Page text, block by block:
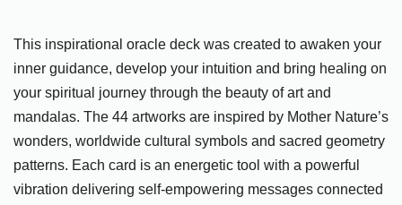
This inspirational oracle deck was created to awaken your
inner guidance, develop your intuition and bring healing on
your spiritual journey through the beauty of art and
mandalas. The 44 artworks are inspired by Mother Nature’s
wonders, worldwide cultural symbols and sacred geometry
patterns. Each card is an energetic tool with a powerful
vibration delivering self-empowering messages connected